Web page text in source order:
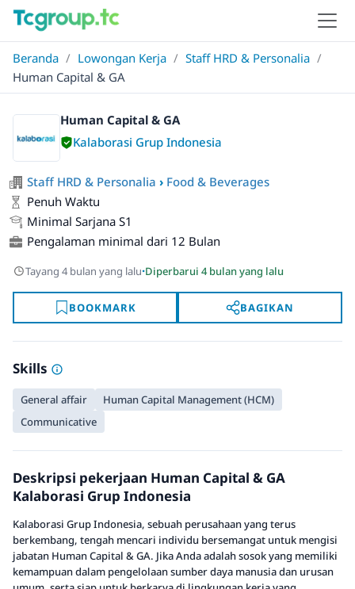
Beranda / Lowongan Kerja / Staff HRD & Personalia /
Human Capital & GA
Human Capital & GA
Kalaborasi Grup Indonesia
Staff HRD & Personalia › Food & Beverages
Penuh Waktu
Minimal Sarjana S1
Pengalaman minimal dari 12 Bulan
Tayang 4 bulan yang lalu·Diperbarui 4 bulan yang lalu
BOOKMARK BAGIKAN
Skills
General affair
Human Capital Management (HCM)
Communicative
Deskripsi pekerjaan Human Capital & GA
Kalaborasi Grup Indonesia
Kalaborasi Grup Indonesia, sebuah perusahaan yang terus
berkembang, tengah mencari individu bersemangat untuk mengisi
jabatan Human Capital & GA. Jika Anda adalah sosok yang memiliki
kemampuan dalam pengelolaan sumber daya manusia dan urusan